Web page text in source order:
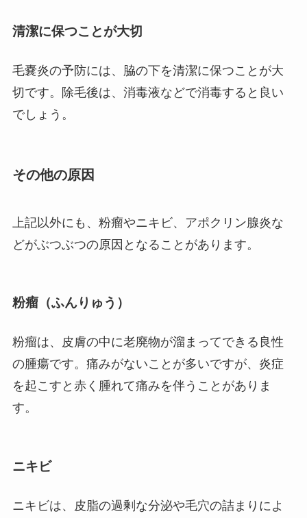
清潔に保つことが大切
毛嚢炎の予防には、脇の下を清潔に保つことが大
切です。除毛後は、消毒液などで消毒すると良い
でしょう。
その他の原因
上記以外にも、粉瘤やニキビ、アポクリン腺炎な
どがぶつぶつの原因となることがあります。
粉瘤（ふんりゅう）
粉瘤は、皮膚の中に老廃物が溜まってできる良性
の腫瘍です。痛みがないことが多いですが、炎症
を起こすと赤く腫れて痛みを伴うことがありま
す。
ニキビ
ニキビは、皮脂の過剰な分泌や毛穴の詰まりによ